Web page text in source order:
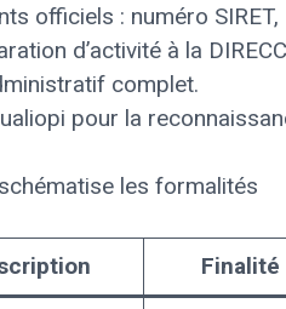
officiels : numéro SIRET,
d’activité à la
complet.
pour la
les formalités
Finalité